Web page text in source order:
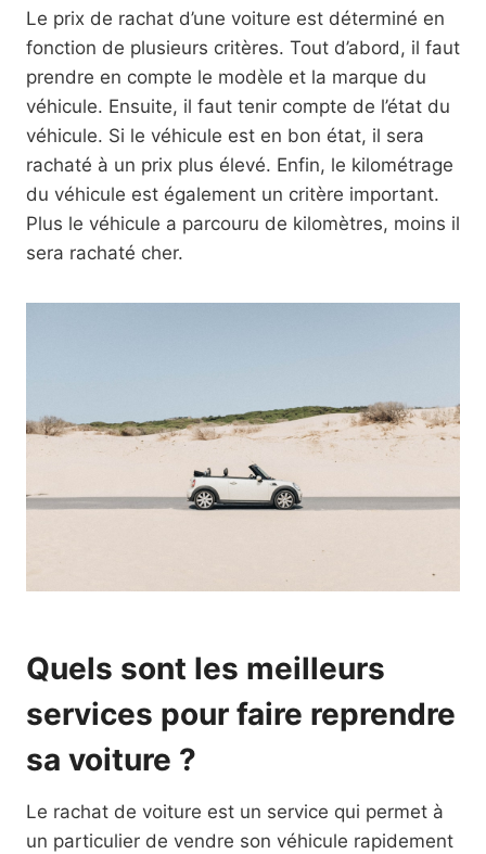
Le prix de rachat d’une voiture est déterminé en
fonction de plusieurs critères. Tout d’abord, il faut
prendre en compte le modèle et la marque du
véhicule. Ensuite, il faut tenir compte de l’état du
véhicule. Si le véhicule est en bon état, il sera
rachaté à un prix plus élevé. Enfin, le kilométrage
du véhicule est également un critère important.
Plus le véhicule a parcouru de kilomètres, moins il
sera rachaté cher.
Quels sont les meilleurs
services pour faire reprendre
sa voiture ?
Le rachat de voiture est un service qui permet à
un particulier de vendre son véhicule rapidement